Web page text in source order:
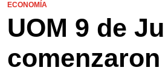
ECONOMÍA
UOM 9 de